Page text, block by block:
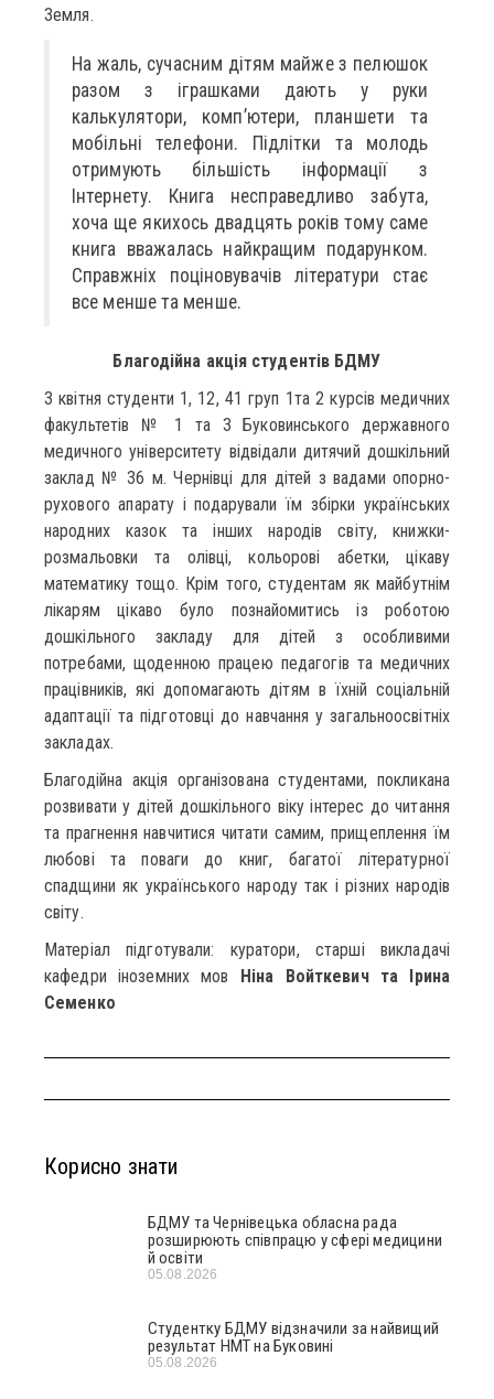
Земля.
На жаль, сучасним дітям майже з пелюшок
разом з іграшками дають у руки
калькулятори, комп’ютери, планшети та
мобільні телефони. Підлітки та молодь
отримують більшість інформації з
Інтернету. Книга несправедливо забута,
хоча ще якихось двадцять років тому саме
книга вважалась найкращим подарунком.
Справжніх поціновувачів літератури стає
все менше та менше.
Благодійна акція студентів БДМУ
3 квітня студенти 1, 12, 41 груп 1та 2 курсів медичних
факультетів № 1 та 3 Буковинського державного
медичного університету відвідали дитячий дошкільний
заклад № 36 м. Чернівці для дітей з вадами опорно-
рухового апарату і подарували їм збірки українських
народних казок та інших народів світу, книжки-
розмальовки та олівці, кольорові абетки, цікаву
математику тощо. Крім того, студентам як майбутнім
лікарям цікаво було познайомитись із роботою
дошкільного закладу для дітей з особливими
потребами, щоденною працею педагогів та медичних
працівників, які допомагають дітям в їхній соціальній
адаптації та підготовці до навчання у загальноосвітніх
закладах.
Благодійна акція організована студентами, покликана
розвивати у дітей дошкільного віку інтерес до читання
та прагнення навчитися читати самим, прищеплення їм
любові та поваги до книг, багатої літературної
спадщини як українського народу так і різних народів
світу.
Матеріал підготували: куратори, старші викладачі
кафедри іноземних мов Ніна Войткевич та Ірина
Семенко
Корисно знати
БДМУ та Чернівецька обласна рада
розширюють співпрацю у сфері медицини
й освіти
05.08.2026
Студентку БДМУ відзначили за найвищий
результат НМТ на Буковині
05.08.2026